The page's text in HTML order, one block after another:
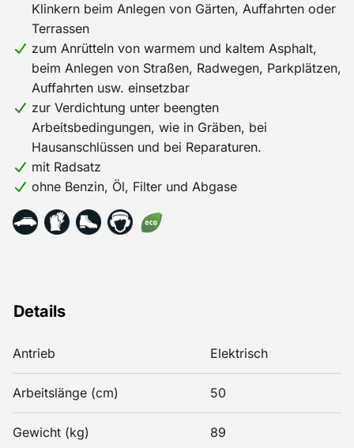
Details
Antrieb Elektrisch
Arbeitslänge (cm) 50
Gewicht (kg) 89
Klinkern beim Anlegen von Gärten, Auffahrten oder
Terrassen
zum Anrütteln von warmem und kaltem Asphalt,
beim Anlegen von Straßen, Radwegen, Parkplätzen,
Auffahrten usw. einsetzbar
zur Verdichtung unter beengten
Arbeitsbedingungen, wie in Gräben, bei
Hausanschlüssen und bei Reparaturen.
mit Radsatz
ohne Benzin, Öl, Filter und Abgase